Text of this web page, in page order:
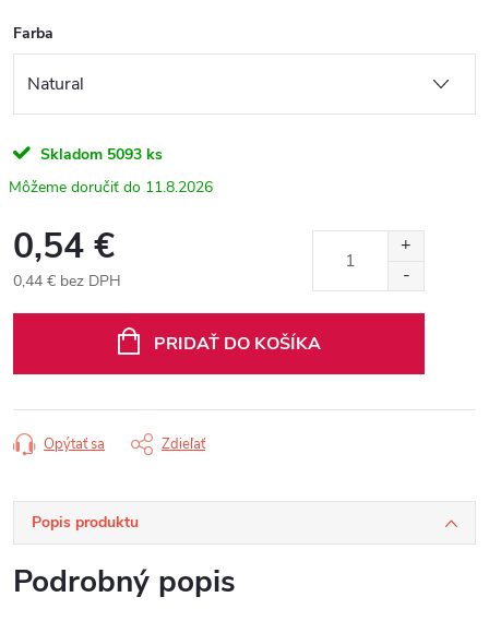
Farba
Skladom 5093 ks
11.8.2026
0,54 €
0,44 € bez DPH
PRIDAŤ DO KOŠÍKA
Opýtať sa Zdieľať
Popis produktu
Podrobný popis